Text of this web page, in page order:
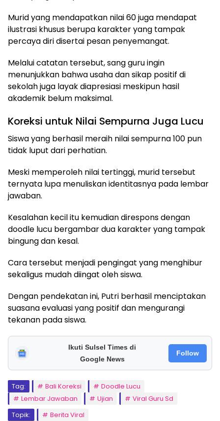
Murid yang mendapatkan nilai 60 juga mendapat
ilustrasi khusus berupa karakter yang tampak
percaya diri disertai pesan penyemangat.
Melalui catatan tersebut, sang guru ingin
menunjukkan bahwa usaha dan sikap positif di
sekolah juga layak diapresiasi meskipun hasil
akademik belum maksimal.
Koreksi untuk Nilai Sempurna Juga Lucu
Siswa yang berhasil meraih nilai sempurna 100 pun
tidak luput dari perhatian.
Meski memperoleh nilai tertinggi, murid tersebut
ternyata lupa menuliskan identitasnya pada lembar
jawaban.
Kesalahan kecil itu kemudian direspons dengan
doodle lucu bergambar dua karakter yang tampak
bingung dan kesal.
Cara tersebut menjadi pengingat yang menghibur
sekaligus mudah diingat oleh siswa.
Dengan pendekatan ini, Putri berhasil menciptakan
suasana evaluasi yang positif dan mengurangi
tekanan pada siswa.
Ikuti Sulsel Times di
Google News
Follow
Tag: Bali Koreksi
Doodle Lucu
Lembar Jawaban
Ujian
Viral Guru Sd
Topik:
Berita Viral